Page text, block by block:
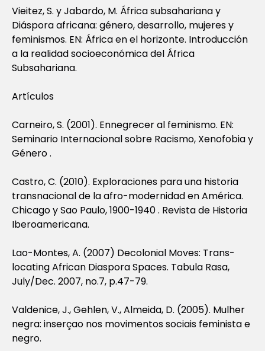
Vieitez, S. y Jabardo, M. África subsahariana y
Diáspora africana: género, desarrollo, mujeres y
feminismos. EN: África en el horizonte. Introducción
a la realidad socioeconómica del África
Subsahariana.
Artículos
Carneiro, S. (2001). Ennegrecer al feminismo. EN:
Seminario Internacional sobre Racismo, Xenofobia y
Género .
Castro, C. (2010). Exploraciones para una historia
transnacional de la afro-modernidad en América.
Chicago y Sao Paulo, 1900-1940 . Revista de Historia
Iberoamericana.
Lao-Montes, A. (2007) Decolonial Moves: Trans-
locating African Diaspora Spaces. Tabula Rasa,
July/Dec. 2007, no.7, p.47-79.
Valdenice, J., Gehlen, V., Almeida, D. (2005). Mulher
negra: inserçao nos movimentos sociais feminista e
negro.